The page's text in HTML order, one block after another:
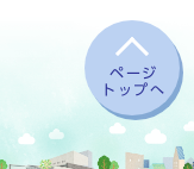
ページ
トップへ